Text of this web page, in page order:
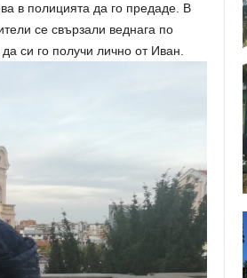
в полицията да го предаде. В
се свързали веднага по
си го получи лично от Иван.